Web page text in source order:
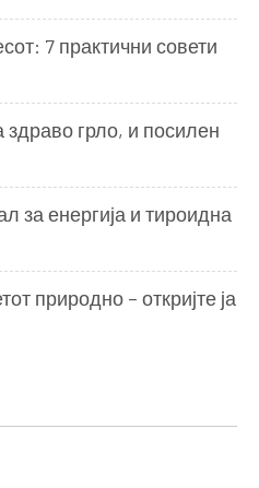
7 практични совети
грло, и посилен
за енергија и тироидна
природно – откријте ја